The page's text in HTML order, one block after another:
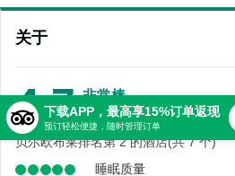
关于
4.7 非常棒
5,329 条点评
贝尔欧布莱排名第 2 的酒店(共 7 个)
睡眠质量
下载APP，最高享15%订单返现
预订轻松便捷，随时管理订单